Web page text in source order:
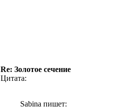
Re: Золотое сечение
Цитата:
Sabina пишет: